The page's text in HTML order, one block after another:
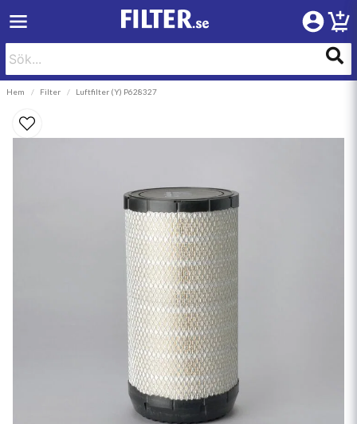
Hem Filter Luftfilter (Y) P628327